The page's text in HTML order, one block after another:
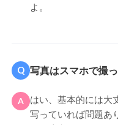
よ。
Q 写真はスマホで撮
A
はい、基本的には大
写っていれば問題あ